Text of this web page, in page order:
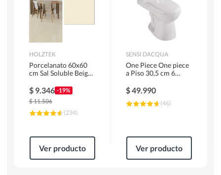
HOLZTEK
Porcelanato 60x60
cm Sal Soluble Beige
$ 9.346 -19%
$11.506
(234)
Ver producto
SENSI DACQUA
One Piece One piece
a Piso 30,5 cm 6
$49.990
(46)
Ver producto